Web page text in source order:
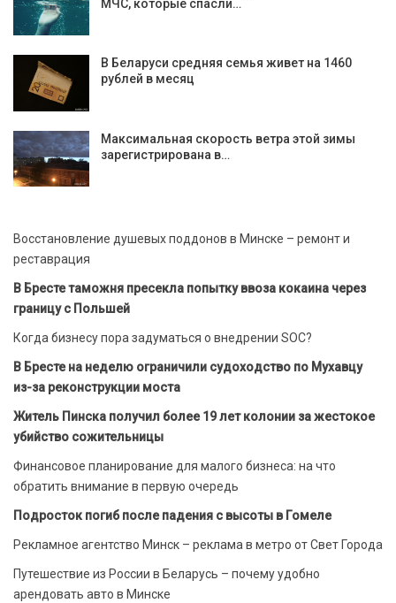
МЧС, которые спасли…
В Беларуси средняя семья живет на 1460
рублей в месяц
Максимальная скорость ветра этой зимы
зарегистрирована в…
Восстановление душевых поддонов в Минске – ремонт и
реставрация
В Бресте таможня пресекла попытку ввоза кокаина через
границу с Польшей
Когда бизнесу пора задуматься о внедрении SOC?
В Бресте на неделю ограничили судоходство по Мухавцу
из-за реконструкции моста
Житель Пинска получил более 19 лет колонии за жестокое
убийство сожительницы
Финансовое планирование для малого бизнеса: на что
обратить внимание в первую очередь
Подросток погиб после падения с высоты в Гомеле
Рекламное агентство Минск – реклама в метро от Свет Города
Путешествие из России в Беларусь – почему удобно
арендовать авто в Минске